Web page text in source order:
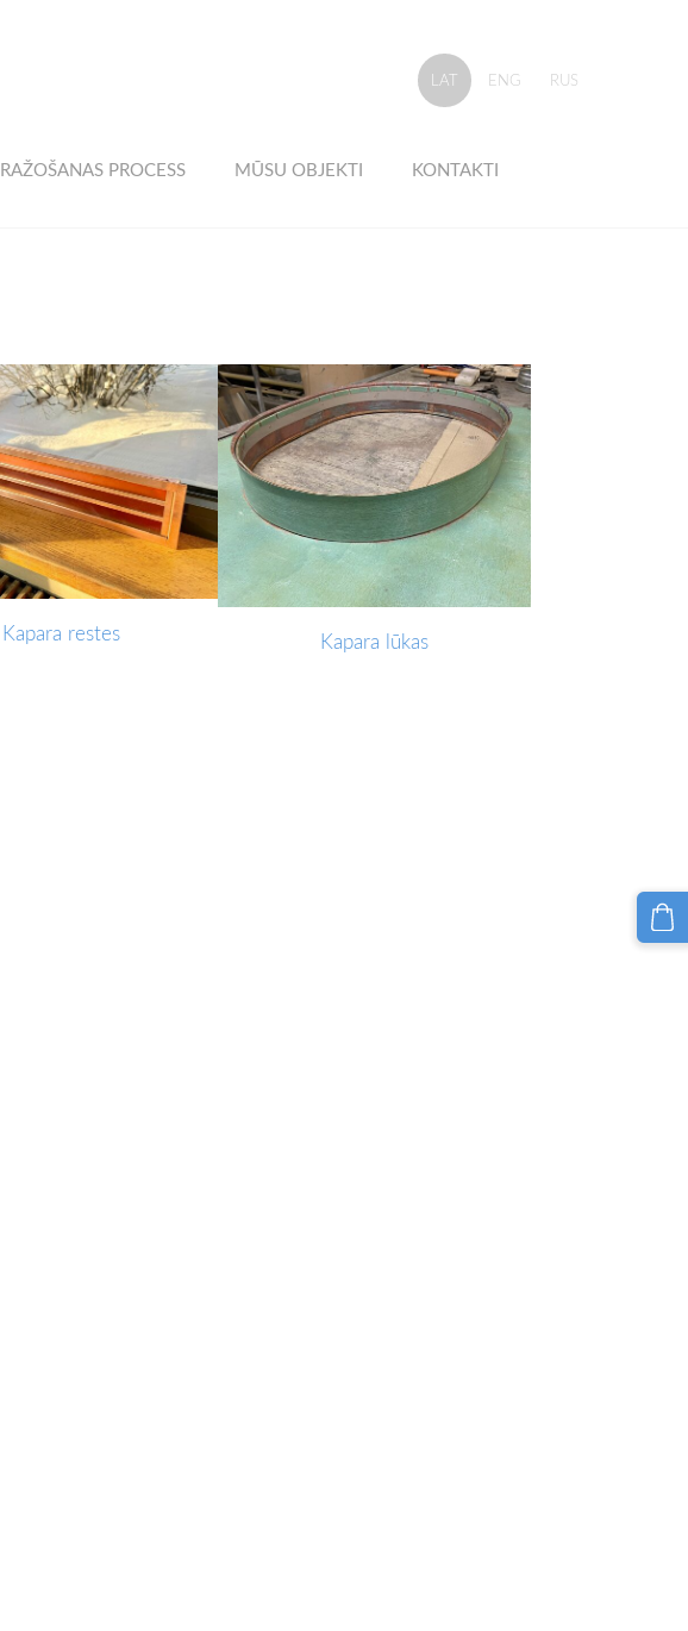
RAŽOŠANAS PROCESS MŪSU OBJEKTI KONTAKTI
LAT ENG RUS
Kapara restes Kapara lūkas